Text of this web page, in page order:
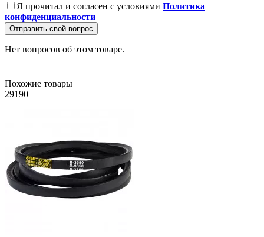
Я прочитал и согласен с условиями Политика
конфиденциальности
Отправить свой вопрос
Нет вопросов об этом товаре.
Похожие товары
29190